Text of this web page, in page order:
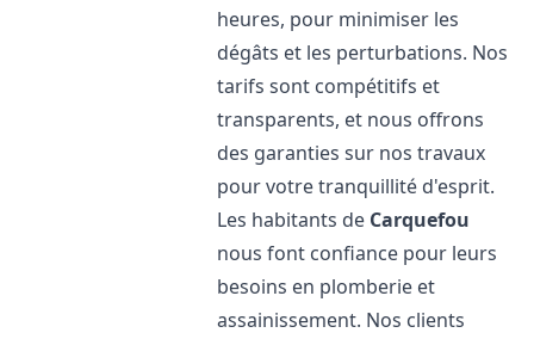
heures, pour minimiser les
dégâts et les perturbations. Nos
tarifs sont compétitifs et
transparents, et nous offrons
des garanties sur nos travaux
pour votre tranquillité d'esprit.
Les habitants de Carquefou
nous font confiance pour leurs
besoins en plomberie et
assainissement. Nos clients